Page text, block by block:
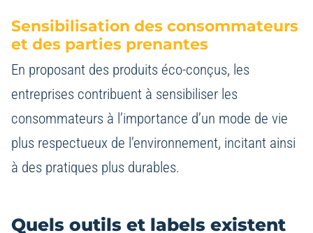
Sensibilisation des consommateurs
et des parties prenantes
En proposant des produits éco-conçus, les
entreprises contribuent à sensibiliser les
consommateurs à l’importance d’un mode de vie
plus respectueux de l’environnement, incitant ainsi
à des pratiques plus durables.
Quels outils et labels existent